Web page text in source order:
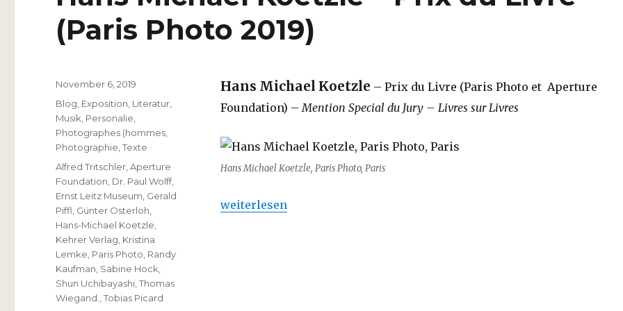
(Paris Photo 2019)
Hans Michael Koetzle – Prix du Livre (Paris Photo et Aperture
Foundation) – Mention Special du Jury – Livres sur Livres
Hans Michael Koetzle, Paris Photo, Paris
„Hans Michael Koetzle – Prix du Livre (Paris Photo 2019)“
weiterlesen
Veröffentlicht
am
November 6, 2019
Kategorien
Blog Exposition Literatur
Musik Personalie
Photographes (hommes
Photographie ,Texte
Schlagwörter
Alfred Tritschler ,Aperture
Foundation Dr. Paul Wolff,
Ernst Leitz Museum Gerald
Piffl Günter Osterloh
Hans-Michael Koetzle
Kehrer Verlag Kristina
Lemke Paris Photo Randy
Kaufman Sabine Hock
Shun Uchibayashi ,Thomas
Wiegand.
,Tobias Picard